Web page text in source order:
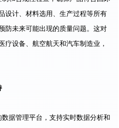
设计、材料选用、生产过程等所有
防未来可能出现的质量问题。这对
疗设备、航空航天和汽车制造业，
据管理平台，支持实时数据分析和